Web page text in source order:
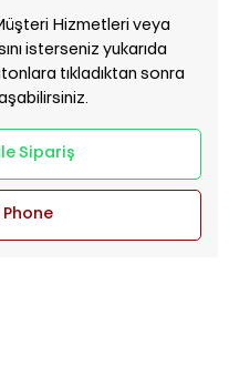
Hizmetleri veya
isterseniz yukarıda
tıkladıktan sonra
Sipariş